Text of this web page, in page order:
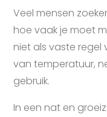
Veel mensen
hoe vaak je moet
niet als vaste regel
van temperatuur,
gebruik.
In een nat en